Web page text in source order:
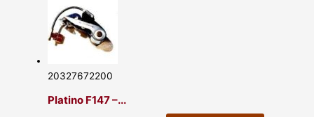
20327672200
Platino F147 –...